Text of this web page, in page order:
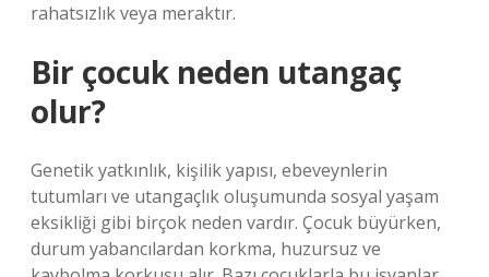
rahatsızlık veya meraktır.
Bir çocuk neden utangaç
olur?
Genetik yatkınlık, kişilik yapısı, ebeveynlerin
tutumları ve utangaçlık oluşumunda sosyal yaşam
eksikliği gibi birçok neden vardır. Çocuk büyürken,
durum yabancılardan korkma, huzursuz ve